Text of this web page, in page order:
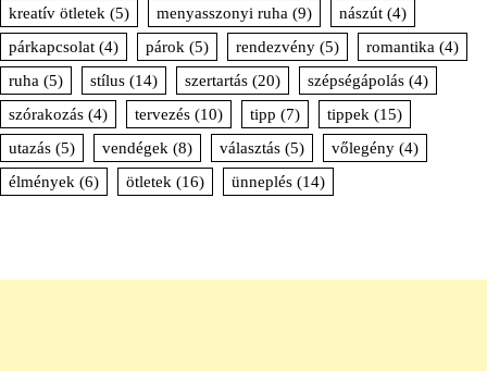
kreatív ötletek (5) menyasszonyi ruha (9) nászút (4)
párkapcsolat (4) párok (5) rendezvény (5) romantika (4)
ruha (5) stílus (14) szertartás (20) szépségápolás (4)
szórakozás (4) tervezés (10) tipp (7) tippek (15)
utazás (5) vendégek (8) választás (5) vőlegény (4)
élmények (6) ötletek (16) ünneplés (14)